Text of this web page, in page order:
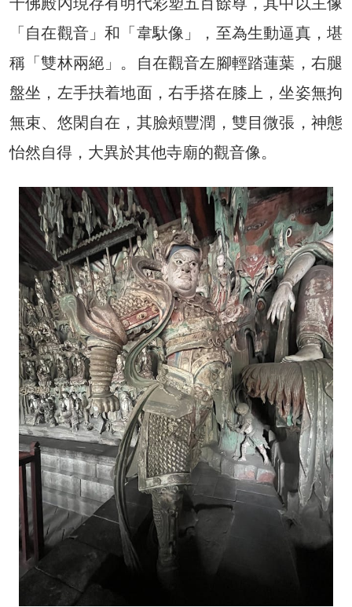
「自在觀音」和「韋馱像」，至為生動逼真，堪
稱「雙林兩絕」。自在觀音左腳輕踏蓮葉，右腿
盤坐，左手扶着地面，右手搭在膝上，坐姿無拘
無束、悠閑自在，其臉頰豐潤，雙目微張，神態
怡然自得，大異於其他寺廟的觀音像。